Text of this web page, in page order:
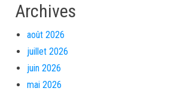
Archives
août 2026
juillet 2026
juin 2026
mai 2026